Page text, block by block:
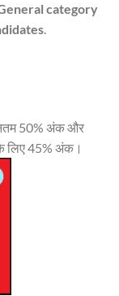
category
.
50% अंक और
लिए 45% अंक।